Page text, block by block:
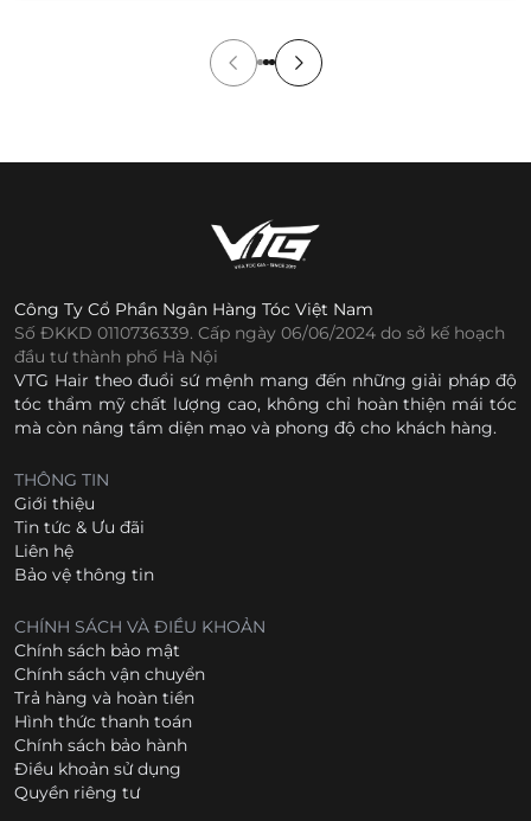
Công Ty Cổ Phần Ngân Hàng Tóc Việt Nam
Số ĐKKD 0110736339. Cấp ngày 06/06/2024 do sở kế hoạch
đầu tư thành phố Hà Nội
VTG Hair theo đuổi sứ mệnh mang đến những giải pháp độ
tóc thẩm mỹ chất lượng cao, không chỉ hoàn thiện mái tóc
mà còn nâng tầm diện mạo và phong độ cho khách hàng.
THÔNG TIN
Giới thiệu
Tin tức & Ưu đãi
Liên hệ
Bảo vệ thông tin
CHÍNH SÁCH VÀ ĐIỀU KHOẢN
Chính sách bảo mật
Chính sách vận chuyển
Trả hàng và hoàn tiền
Hình thức thanh toán
Chính sách bảo hành
Điều khoản sử dụng
Quyền riêng tư